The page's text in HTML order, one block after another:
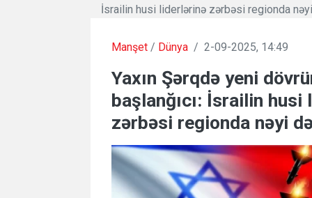
İsrailin husi liderlərinə zərbəsi regionda
Manşet / Dünya / 2-09-2025, 14:49
Yaxın Şərqdə yeni
başlanğıcı: İsrailin
zərbəsi regionda nəyi